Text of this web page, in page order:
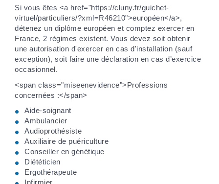
Si vous êtes <a href="https://cluny.fr/guichet-
virtuel/particuliers/?xml=R46210">européen</a>,
détenez un diplôme européen et comptez exercer en
France, 2 régimes existent. Vous devez soit obtenir
une autorisation d'exercer en cas d'installation (sauf
exception), soit faire une déclaration en cas d’exercice
occasionnel.
<span class="miseenevidence">Professions
concernées :</span>
Aide-soignant
Ambulancier
Audioprothésiste
Auxiliaire de puériculture
Conseiller en génétique
Diététicien
Ergothérapeute
Infirmier